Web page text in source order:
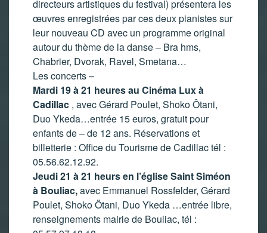
directeurs artistiques du festival) présentera les
œuvres enregistrées par ces deux pianistes sur
leur nouveau CD avec un programme original
autour du thème de la danse – Bra hms,
Chabrier, Dvorak, Ravel, Smetana…
Les concerts –
Mardi 19 à 21 heures au Cinéma Lux à
Cadillac , avec Gérard Poulet, Shoko Ôtani,
Duo Ykeda…entrée 15 euros, gratuit pour
enfants de – de 12 ans. Réservations et
billetterie : Office du Tourisme de Cadillac tél :
05.56.62.12.92.
Jeudi 21 à 21 heurs en l’église Saint Siméon
à Bouliac,avec Emmanuel Rossfelder, Gérard
Poulet, Shoko Ötani, Duo Ykeda …entrée libre,
renseignements mairie de Bouliac, tél :